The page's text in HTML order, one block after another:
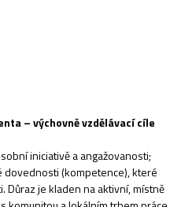
– výchovně vzdělávací cíle
iniciativě a angažovanosti;
(kompetence), které
je kladen na aktivní, místně